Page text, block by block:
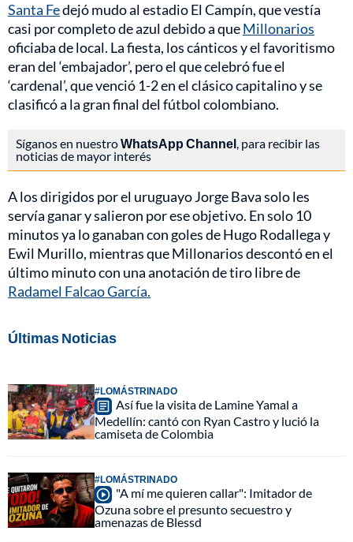
Santa Fedejó mudo al estadio El Campín, que vestía
casi por completo de azul debido a queMillonarios
oficiaba de local. La fiesta, los cánticos y el favoritismo
eran del ‘embajador’, pero el que celebró fue el
‘cardenal’, que venció 1-2 en el clásico capitalino y se
clasificó a la gran final del fútbol colombiano.
Síganos en nuestroWhatsApp Channel, para recibir las
noticias de mayor interés
A los dirigidos por el uruguayo Jorge Bava solo les
servía ganar y salieron por ese objetivo. En solo 10
minutos ya lo ganaban con goles de Hugo Rodallega y
Ewil Murillo, mientras que Millonarios descontó en el
último minuto con una anotación de tiro libre de
Radamel Falcao García.
Últimas Noticias
#LOMÁSTRINADO
Así fue la visita de Lamine Yamal a
Medellín: cantó con Ryan Castro y lució la
camiseta de Colombia
#LOMÁSTRINADO
"A mí me quieren callar": Imitador de
Ozuna sobre el presunto secuestro y
amenazas de Blessd